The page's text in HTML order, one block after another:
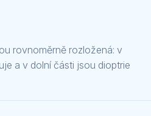
rovnoměrně rozložená: v
a v dolní části jsou dioptrie